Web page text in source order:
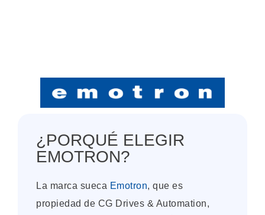
¿PORQUÉ ELEGIR
EMOTRON?
La marca sueca Emotron, que es
propiedad de CG Drives & Automation,